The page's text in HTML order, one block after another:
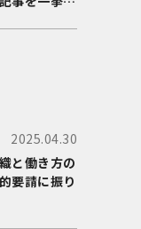
2025.04.30
と働き方の
要請に振り